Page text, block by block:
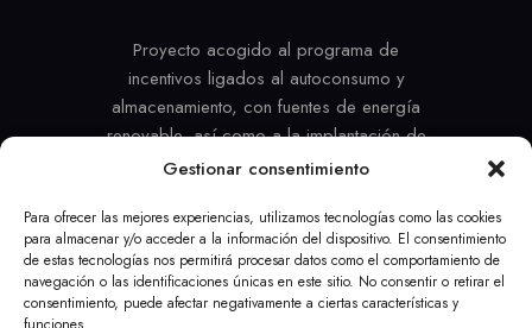
Gestionar consentimiento
Para ofrecer las mejores experiencias, utilizamos tecnologías como las cookies
para almacenar y/o acceder a la información del dispositivo. El consentimiento
de estas tecnologías nos permitirá procesar datos como el comportamiento de
navegación o las identificaciones únicas en este sitio. No consentir o retirar el
consentimiento, puede afectar negativamente a ciertas características y
Proyecto acogido al programa de
incentivos ligados al autoconsumo y
almacenamiento, con fuentes de energía
renovable, así como a la implantación de
sistemas térmicos renovables en el sector
Recuperación, Transformación y
Resiliencia, financiado por la Unión
Europea –NextGenerationEU
#PlanDeRecuperación